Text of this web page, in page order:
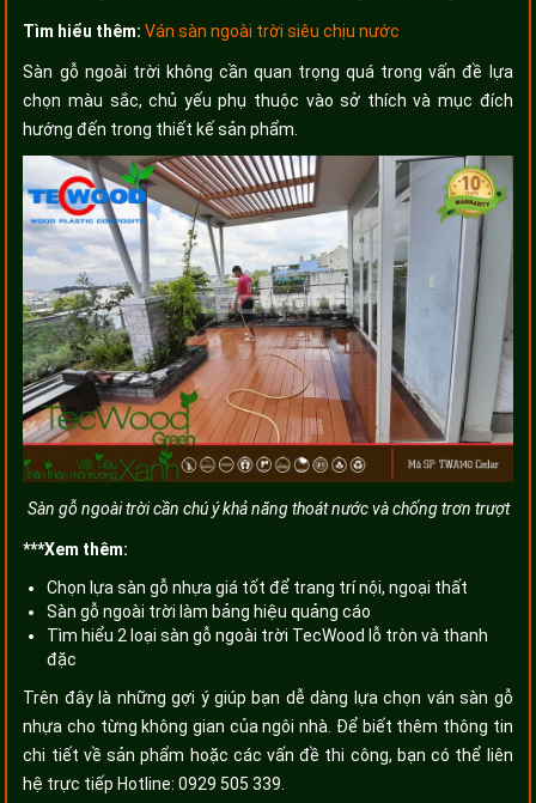
Tìm hiểu thêm: Ván sàn ngoài trời siêu chịu nước
Sàn gỗ ngoài trời không cần quan trọng quá trong vấn đề lựa
chọn màu sắc, chủ yếu phụ thuộc vào sở thích và mục đích
hướng đến trong thiết kế sản phẩm.
Sàn gỗ ngoài trời cần chú ý khả năng thoát nước và chống trơn trượt
***Xem thêm:
Chọn lựa sàn gỗ nhựa giá tốt để trang trí nội, ngoại thất
Sàn gỗ ngoài trời làm bảng hiệu quảng cáo
Tìm hiểu 2 loại sàn gỗ ngoài trời TecWood lỗ tròn và thanh
đặc
Trên đây là những gợi ý giúp bạn dễ dàng lựa chọn ván sàn gỗ
nhựa cho từng không gian của ngôi nhà. Để biết thêm thông tin
chi tiết về sản phẩm hoặc các vấn đề thi công, bạn có thể liên
hệ trực tiếp Hotline: 0929 505 339.